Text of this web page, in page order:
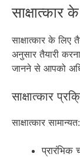
साक्षात्कार
साक्षात्कार के
अनुसार तैयारी
जानने से आपको
साक्षात्कार
साक्षात्कार
प्रारंभिक